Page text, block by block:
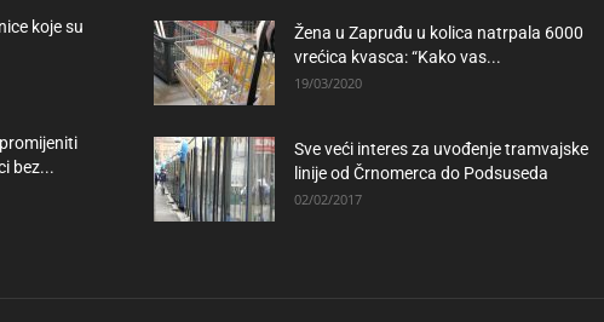
koje su
bez...
Žena u Zapruđu u kolica natrpala 6000
vrećica kvasca: “Kako vas...
19/03/2020
Sve veći interes za uvođenje tramvajske
linije od Črnomerca do Podsuseda
02/02/2017